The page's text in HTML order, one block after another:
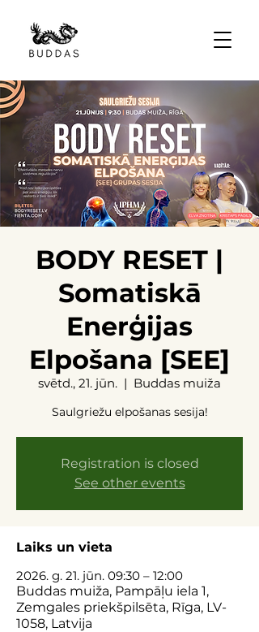
BODY RESET |
Somatiskā
Enerģijas
Elpošana [SEE]
svētd., 21. jūn.
  |
Buddas muiža
Saulgriežu elpošanas sesija!
Registration is closed
See other events
Laiks un vieta
2026. g. 21. jūn. 09:30 – 12:00
Buddas muiža, Pampāļu iela 1,
Zemgales priekšpilsēta, Rīga, LV-
1058, Latvija